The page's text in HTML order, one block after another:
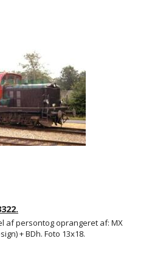
af persontog oprangeret af: MX
+ BDh. Foto 13x18.